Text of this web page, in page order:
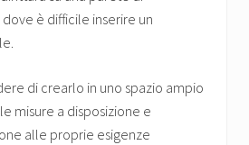
è difficile inserire un
di crearlo in uno spazio ampio
misure a disposizione e
alle proprie esigenze